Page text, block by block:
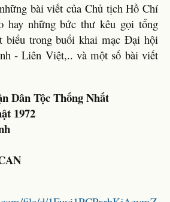
bài viết của Chủ tịch Hồ Chí
hay những bức thư kêu gọi tổng
biểu trong buổi khai mạc Đại hội
- Liên Việt,.. và một số bài viết
Dân Tộc Thống Nhất
1972